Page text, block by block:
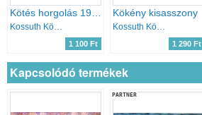
Kötés horgolás 1978
Kossuth Könyvkiadó
1 100 Ft
Kökény kisasszony
Kossuth Könyvkiadó
1 290 Ft
Kapcsolódó termékek
PARTNER